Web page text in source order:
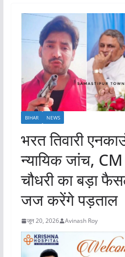
BIHAR NEWS
भरत तिवारी
न्यायिक जांच,
चौधरी का बड़ा
जज करेंगे पड़ताल
जून 20, 2026 Avinash Roy